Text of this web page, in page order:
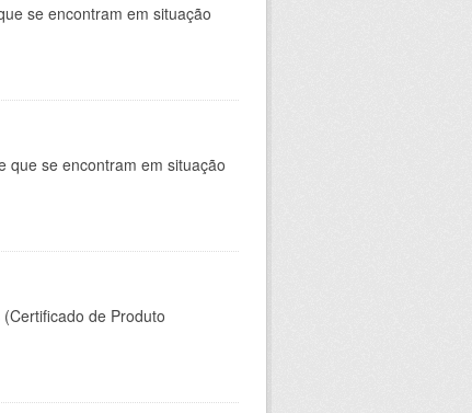
se encontram em situação
que se encontram em situação
de Produto